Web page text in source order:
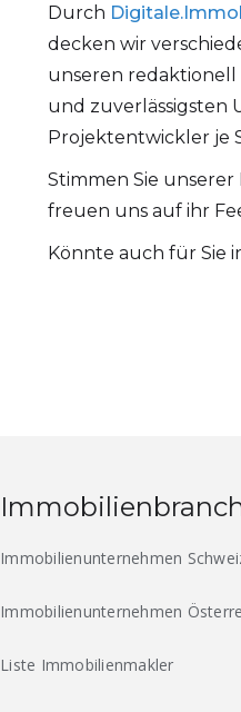
Durch
decken wir
unseren
und zuverlässigsten
Projektentwickler je
Stimmen Sie
freuen uns auf ihr
Könnte auch für Sie
Immobilienunternehmen
Immobilienunternehmen
Liste Immobilienmakler